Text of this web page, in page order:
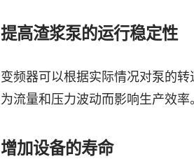
提高渣浆泵的运行稳定性
变频器可以根据实际情况对泵的
为流量和压力波动而影响生产效率。
增加设备的寿命